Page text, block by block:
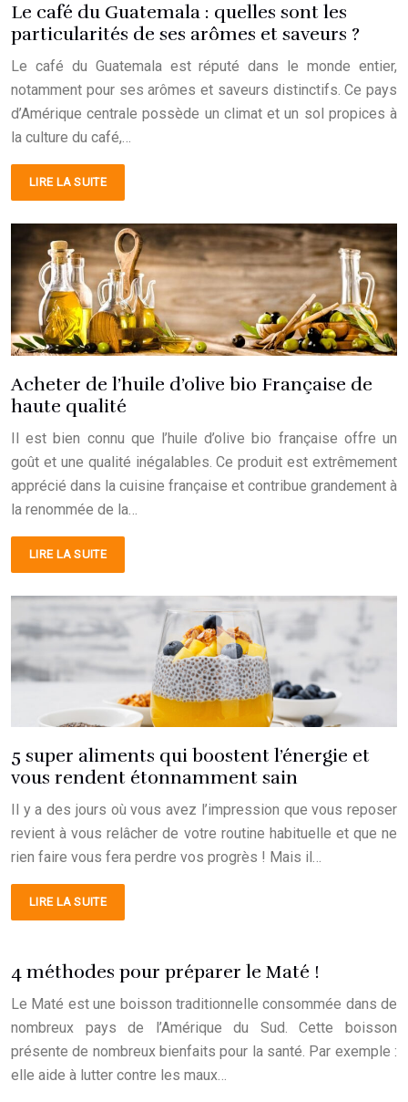
Le café du Guatemala : quelles sont les
particularités de ses arômes et saveurs ?
Le café du Guatemala est réputé dans le monde entier,
notamment pour ses arômes et saveurs distinctifs. Ce pays
d’Amérique centrale possède un climat et un sol propices à
la culture du café,…
LIRE LA SUITE
Acheter de l’huile d’olive bio Française de
haute qualité
Il est bien connu que l’huile d’olive bio française offre un
goût et une qualité inégalables. Ce produit est extrêmement
apprécié dans la cuisine française et contribue grandement à
la renommée de la…
LIRE LA SUITE
5 super aliments qui boostent l’énergie et
vous rendent étonnamment sain
Il y a des jours où vous avez l’impression que vous reposer
revient à vous relâcher de votre routine habituelle et que ne
rien faire vous fera perdre vos progrès ! Mais il…
LIRE LA SUITE
4 méthodes pour préparer le Maté !
Le Maté est une boisson traditionnelle consommée dans de
nombreux pays de l’Amérique du Sud. Cette boisson
présente de nombreux bienfaits pour la santé. Par exemple :
elle aide à lutter contre les maux…